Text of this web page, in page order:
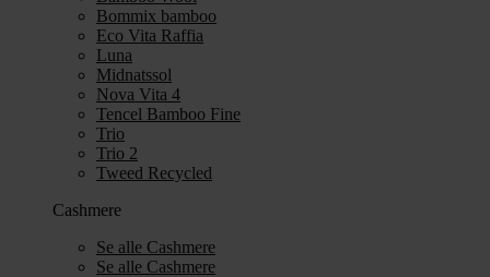
Bommix bamboo
Eco Vita Raffia
Luna
Midnatssol
Nova Vita 4
Tencel Bamboo Fine
Trio
Trio 2
Tweed Recycled
Cashmere
Se alle Cashmere
Se alle Cashmere